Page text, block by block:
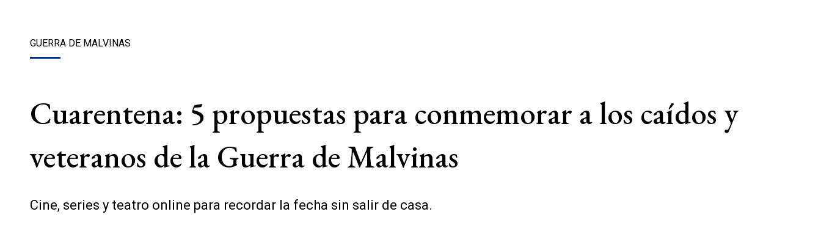
GUERRA DE MALVINAS
Cuarentena: 5 propuestas para conmemorar a los caídos y
veteranos de la Guerra de Malvinas
Cine, series y teatro online para recordar la fecha sin salir de casa.